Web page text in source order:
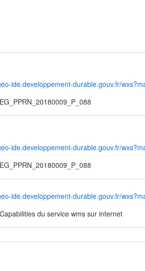
ide.developpement-durable.gouv.fr/
ide.developpement-durable.gouv.fr/
ide.developpement-durable.gouv.fr/
du service wms sur internet